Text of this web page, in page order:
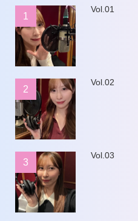
1
Vol.01
2
Vol.02
3
Vol.03